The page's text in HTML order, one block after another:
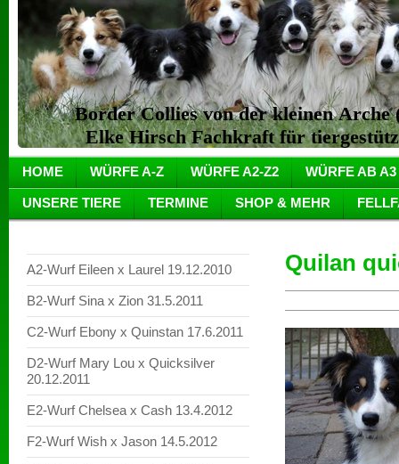
Border Collies von der kleinen
Elke Hirsch Fachkraft für
HOME WÜRFE A-Z WÜRFE A2-Z2 WÜRFE AB A3
UNSERE TIERE TERMINE SHOP & MEHR
A2-Wurf Eileen x Laurel 19.12.2010
B2-Wurf Sina x Zion 31.5.2011
C2-Wurf Ebony x Quinstan 17.6.2011
D2-Wurf Mary Lou x Quicksilver
20.12.2011
E2-Wurf Chelsea x Cash 13.4.2012
F2-Wurf Wish x Jason 14.5.2012
Quilan